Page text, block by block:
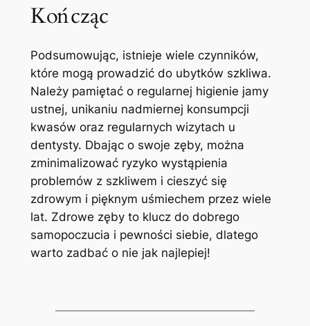
Kończąc
Podsumowując, istnieje wiele czynników,
które mogą prowadzić do ubytków szkliwa.
Należy pamiętać o regularnej higienie jamy
ustnej,​ unikaniu nadmiernej konsumpcji
kwasów oraz regularnych wizytach u
dentysty. Dbając o swoje zęby, można
zminimalizować ryzyko ​wystąpienia
problemów z szkliwem i cieszyć się
zdrowym i pięknym uśmiechem przez wiele
lat. Zdrowe zęby⁣ to klucz do dobrego
samopoczucia i pewności siebie, dlatego
warto zadbać o nie jak najlepiej!